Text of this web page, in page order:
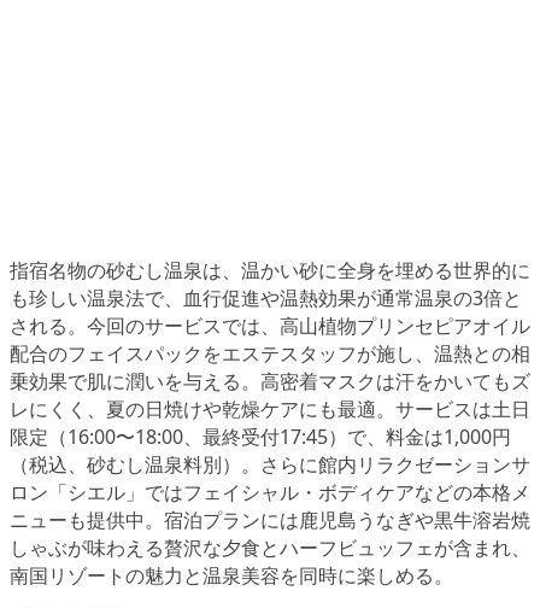
指宿名物の砂むし温泉は、温かい砂に全身を埋める世界的に
も珍しい温泉法で、血行促進や温熱効果が通常温泉の3倍と
される。今回のサービスでは、高山植物プリンセピアオイル
配合のフェイスパックをエステスタッフが施し、温熱との相
乗効果で肌に潤いを与える。高密着マスクは汗をかいてもズ
レにくく、夏の日焼けや乾燥ケアにも最適。サービスは土日
限定（16:00〜18:00、最終受付17:45）で、料金は1,000円
（税込、砂むし温泉料別）。さらに館内リラクゼーションサ
ロン「シエル」ではフェイシャル・ボディケアなどの本格メ
ニューも提供中。宿泊プランには鹿児島うなぎや黒牛溶岩焼
しゃぶが味わえる贅沢な夕食とハーフビュッフェが含まれ、
南国リゾートの魅力と温泉美容を同時に楽しめる。